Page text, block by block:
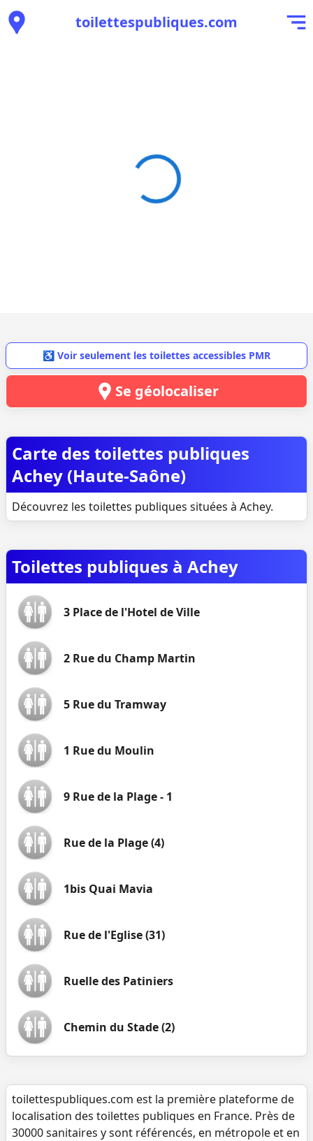
toilettespubliques.com
♿ Voir seulement les toilettes accessibles PMR
Se géolocaliser
Carte des toilettes publiques
Achey (Haute-Saône)
Découvrez les toilettes publiques situées à Achey.
Toilettes publiques à Achey
3 Place de l'Hotel de Ville
2 Rue du Champ Martin
5 Rue du Tramway
1 Rue du Moulin
9 Rue de la Plage - 1
Rue de la Plage (4)
1bis Quai Mavia
Rue de l'Eglise (31)
Ruelle des Patiniers
Chemin du Stade (2)
toilettespubliques.com est la première plateforme de
localisation des toilettes publiques en France. Près de
30000 sanitaires y sont référencés, en métropole et en